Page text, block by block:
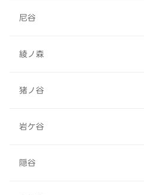
尼谷
綾ノ森
猪ノ谷
岩ケ谷
隠谷